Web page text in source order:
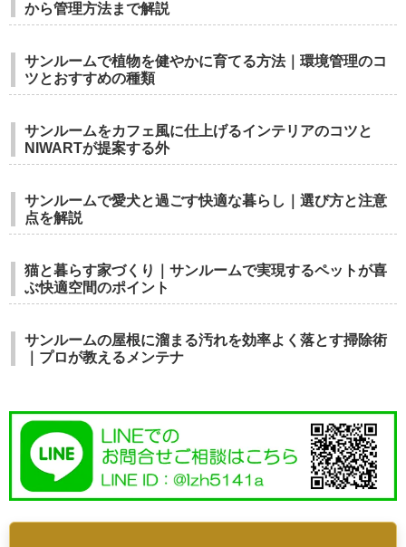
から管理方法まで解説
サンルームで植物を健やかに育てる方法｜環境管理のコ
ツとおすすめの種類
サンルームをカフェ風に仕上げるインテリアのコツと
NIWARTが提案する外
サンルームで愛犬と過ごす快適な暮らし｜選び方と注意
点を解説
猫と暮らす家づくり｜サンルームで実現するペットが喜
ぶ快適空間のポイント
サンルームの屋根に溜まる汚れを効率よく落とす掃除術
｜プロが教えるメンテナ